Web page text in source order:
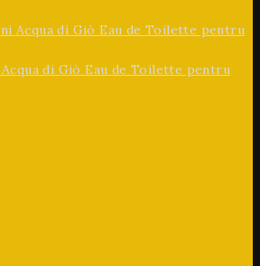
di Giò Eau de Toilette pentru